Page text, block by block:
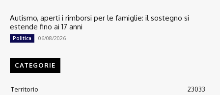
Autismo, aperti i rimborsi per le famiglie: il sostegno si
estende fino ai 17 anni
Politica 06/08/2026
CATEGORIE
Territorio 23033